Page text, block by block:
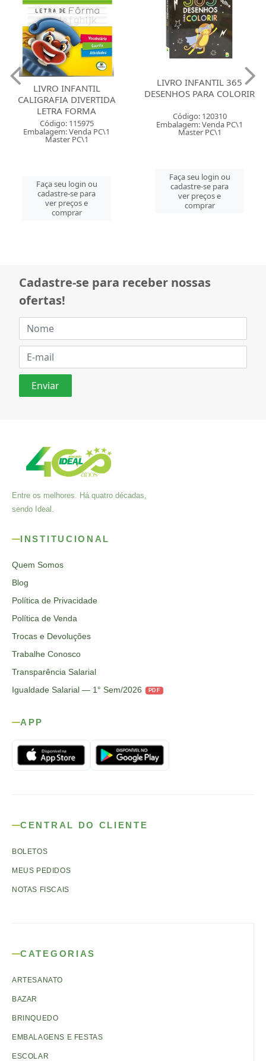
LIVRO INFANTIL
CALIGRAFIA DIVERTIDA
LETRA FORMA
Código: 115975
Embalagem: Venda PC\1
Master PC\1
Faça seu login ou
cadastre-se para
ver preços e
comprar
LIVRO INFANTIL 365
DESENHOS PARA COLORIR
Código: 120310
Embalagem: Venda PC\1
Master PC\1
Faça seu login ou
cadastre-se para
ver preços e
comprar
Cadastre-se para receber nossas
ofertas!
Entre os melhores. Há quatro décadas,
sendo Ideal.
INSTITUCIONAL
Quem Somos
Blog
Política de Privacidade
Política de Venda
Trocas e Devoluções
Trabalhe Conosco
Transparência Salarial
Igualdade Salarial — 1° Sem/2026
PDF
APP
CENTRAL DO CLIENTE
BOLETOS
MEUS PEDIDOS
NOTAS FISCAIS
CATEGORIAS
ARTESANATO
BAZAR
BRINQUEDO
EMBALAGENS E FESTAS
ESCOLAR